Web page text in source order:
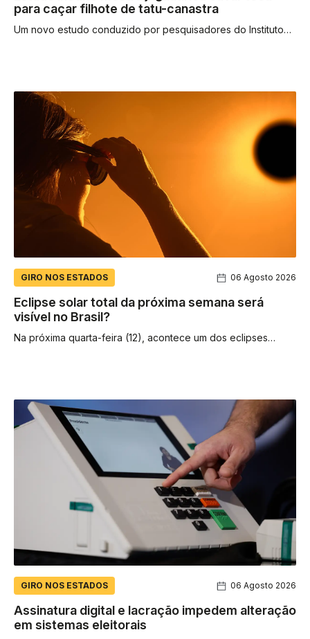
para caçar filhote de tatu-canastra
Um novo estudo conduzido por pesquisadores do Instituto
GIRO NOS ESTADOS 06 Agosto 2026
Eclipse solar total da próxima semana será
visível no Brasil?
Na próxima quarta-feira (12), acontece um dos eclipses
GIRO NOS ESTADOS 06 Agosto 2026
Assinatura digital e lacração impedem alteração
em sistemas eleitorais